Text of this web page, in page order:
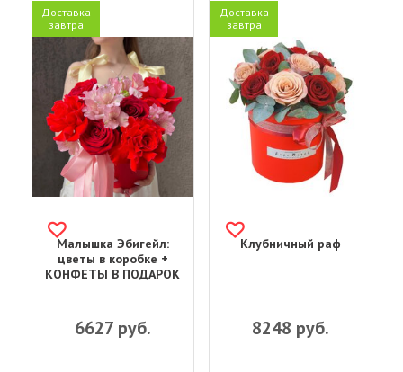
Доставка
завтра
Малышка Эбигейл:
цветы в коробке +
КОНФЕТЫ В ПОДАРОК
6627руб.
Доставка
завтра
Клубничный раф
8248 руб.